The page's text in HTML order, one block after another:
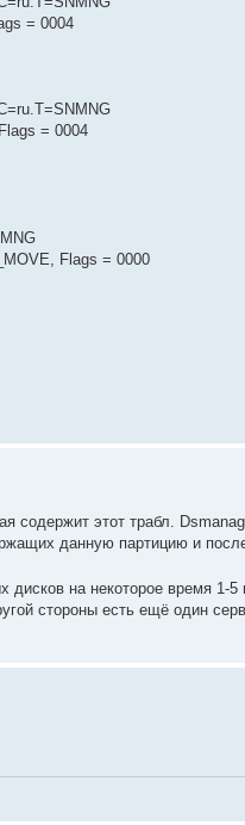
= 0004
= 0004
Flags = 0000
содержит этот трабл.
данную партицию и
на некоторое время 1-
стороны есть ещё один